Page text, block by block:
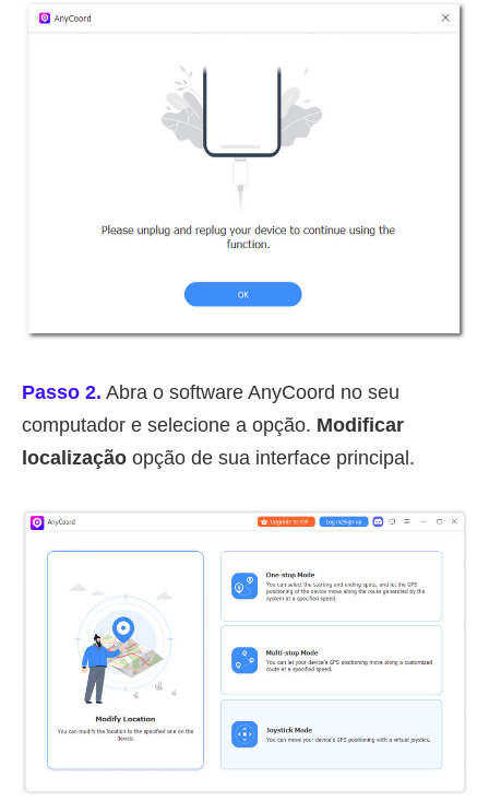
Passo 2. Abra o software AnyCoord no seu
computador e selecione a opção. Modificar
localização opção de sua interface principal.